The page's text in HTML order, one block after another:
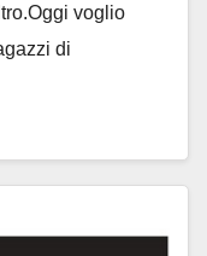
voglio
di